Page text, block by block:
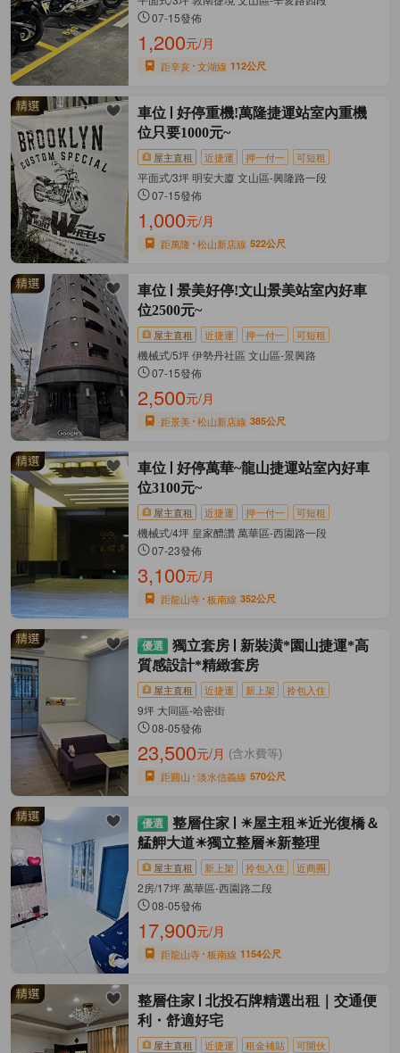
07-15發佈
1,200元/月
距辛亥 文湖線 112公尺
車位
好停重機!萬隆捷運站室內重機
位只要1000元~
屋主直租 近捷運 押一付一 可短租
平面式/3坪 明安大廈 文山區-興隆路一段
07-15發佈
1,000元/月
距萬隆 松山新店線 522公尺
車位
景美好停!文山景美站室內好車
位2500元~
屋主直租 近捷運 押一付一 可短租
機械式/5坪 伊勢丹社區 文山區-景興路
07-15發佈
2,500元/月
距景美 松山新店線 385公尺
車位
好停萬華~龍山捷運站室內好車
位3100元~
屋主直租 近捷運 押一付一 可短租
機械式/4坪 皇家醴讚 萬華區-西園路一段
07-23發佈
3,100元/月
距龍山寺 板南線 352公尺
獨立套房
新裝潢*園山捷運*高
質感設計*精緻套房
屋主直租 近捷運 新上架 拎包入住
9坪 大同區-哈密街
08-05發佈
23,500元/月 (含水費等)
距圓山 淡水信義線 570公尺
整層住家
☀屋主租☀近光復橋＆
艋舺大道☀獨立整層☀新整理
屋主直租 新上架 拎包入住 近商圈
2房/17坪 萬華區-西園路二段
08-05發佈
17,900元/月
距龍山寺 板南線 1154公尺
整層住家
北投石牌精選出租｜交通便
利・舒適好宅
屋主直租 近捷運 租金補貼 可開伙